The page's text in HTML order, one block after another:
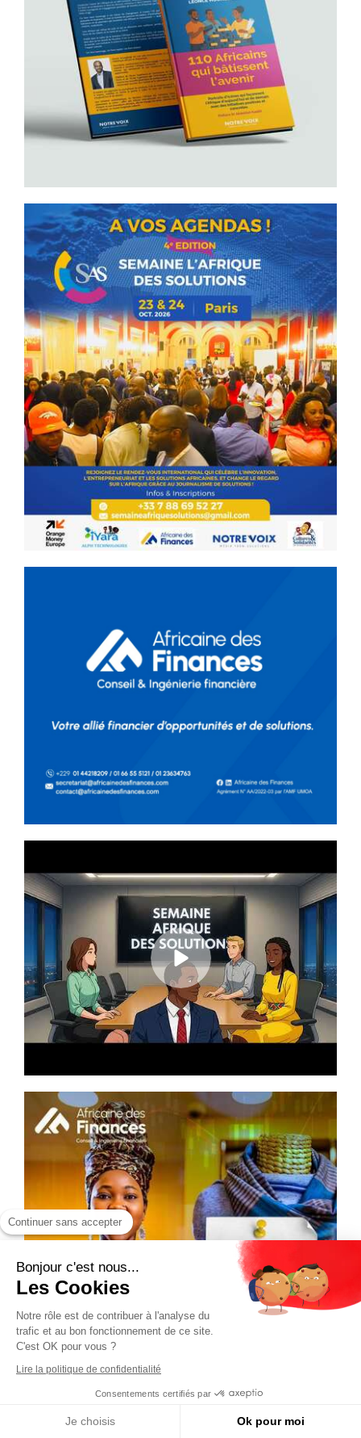
Continuer sans accepter
Bonjour c'est nous...
Les Cookies
Notre rôle est de contribuer à l'analyse du
trafic et au bon fonctionnement de ce site.
C'est OK pour vous ?
Lire la politique de confidentialité
Consentements certifiés par
Je choisis Ok pour moi